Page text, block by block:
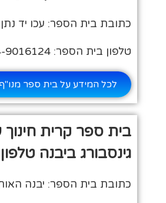
כתובת בית הספר: עכו יד נתן
טלפון בית הספר: 04-9016124
לכל המידע על בית ספר מנו"ף
בית ספר קרית חינוך
גינסבורג ביבנה טלפון
כתובת בית הספר: יבנה האורן